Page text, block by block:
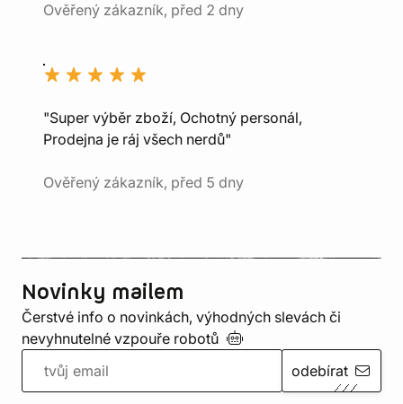
Ověřený zákazník, před 2 dny
"Super výběr zboží, Ochotný personál,
Prodejna je ráj všech nerdů"
Ověřený zákazník, před 5 dny
Novinky mailem
Čerstvé info o novinkách, výhodných slevách či
nevyhnutelné vzpouře robotů
odebírat